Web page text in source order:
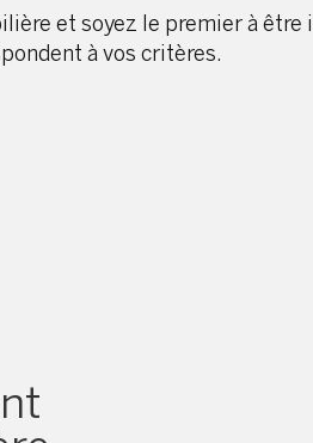
et soyez le premier à être
à vos critères.